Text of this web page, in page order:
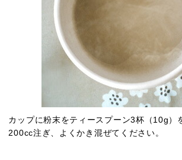
カップに粉末をティースプーン3杯（10g）
200cc注ぎ、よくかき混ぜてください。